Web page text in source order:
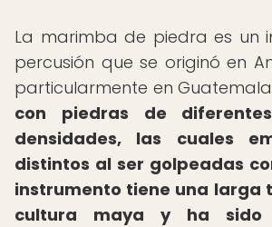
La marimba de piedra es un
percusión que se originó en
particularmente en
con piedras de
densidades, las cuales
distintos al ser golpeadas
instrumento tiene una larga
cultura maya y ha sido